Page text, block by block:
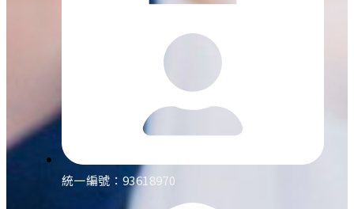
統一編號：93618970